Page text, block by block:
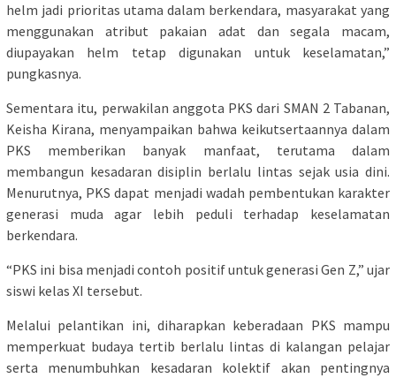
helm jadi prioritas utama dalam berkendara, masyarakat yang
menggunakan atribut pakaian adat dan segala macam,
diupayakan helm tetap digunakan untuk keselamatan,”
pungkasnya.
Sementara itu, perwakilan anggota PKS dari SMAN 2 Tabanan,
Keisha Kirana, menyampaikan bahwa keikutsertaannya dalam
PKS memberikan banyak manfaat, terutama dalam
membangun kesadaran disiplin berlalu lintas sejak usia dini.
Menurutnya, PKS dapat menjadi wadah pembentukan karakter
generasi muda agar lebih peduli terhadap keselamatan
berkendara.
“PKS ini bisa menjadi contoh positif untuk generasi Gen Z,” ujar
siswi kelas XI tersebut.
Melalui pelantikan ini, diharapkan keberadaan PKS mampu
memperkuat budaya tertib berlalu lintas di kalangan pelajar
serta menumbuhkan kesadaran kolektif akan pentingnya